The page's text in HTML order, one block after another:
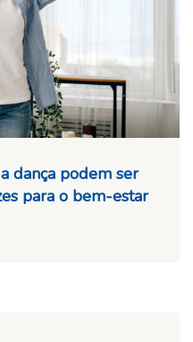
dança podem ser
para o bem-estar